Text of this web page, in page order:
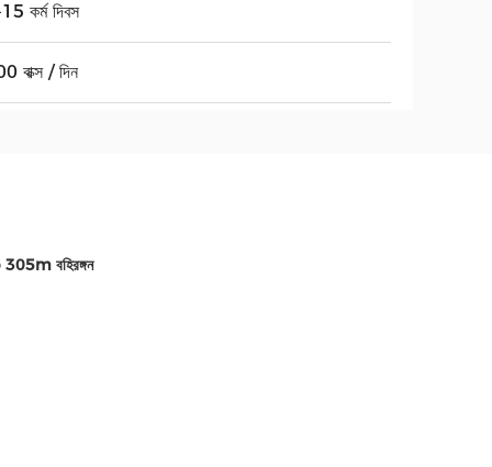
কর্ম দিবস
বাক্স / দিন
305m বহিরঙ্গন